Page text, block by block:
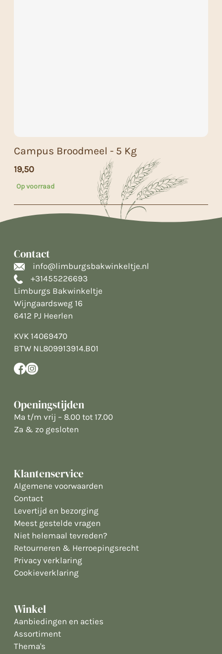
Campus Broodmeel - 5 Kg
19,50
Op voorraad
Contact
info@limburgsbakwinkeltje.nl
+31455226693
Limburgs Bakwinkeltje
Wijngaardsweg 16
6412 PJ Heerlen
KVK 14069470
BTW NL809913914.B01
Openingstijden
Ma t/m vrij – 8.00 tot 17.00
Za & zo gesloten
Klantenservice
Algemene voorwaarden
Contact
Levertijd en bezorging
Meest gestelde vragen
Niet helemaal tevreden?
Retourneren & Herroepingsrecht
Privacy verklaring
Cookieverklaring
Winkel
Aanbiedingen en acties
Assortiment
Thema's